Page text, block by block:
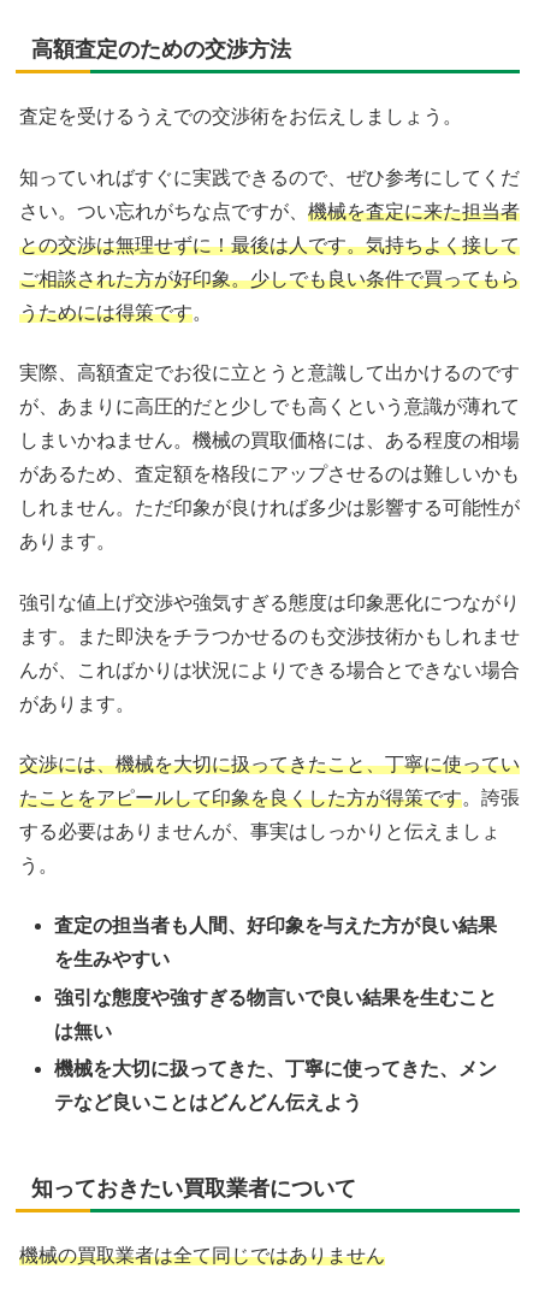
高額査定のための交渉方法
査定を受けるうえでの交渉術をお伝えしましょう。
知っていればすぐに実践できるので、ぜひ参考にしてくだ
さい。つい忘れがちな点ですが、 機械を査定に来た担当者
との交渉は無理せずに！最後は人です。気持ちよく接して
ご相談された方が好印象。少しでも良い条件で買ってもら
うためには得策です。
実際、高額査定でお役に立とうと意識して出かけるのです
が、あまりに高圧的だと少しでも高くという意識が薄れて
しまいかねません。機械の買取価格には、ある程度の相場
があるため、査定額を格段にアップさせるのは難しいかも
しれません。ただ印象が良ければ多少は影響する可能性が
あります。
強引な値上げ交渉や強気すぎる態度は印象悪化につながり
ます。また即決をチラつかせるのも交渉技術かもしれませ
んが、こればかりは状況によりできる場合とできない場合
があります。
交渉には、機械を大切に扱ってきたこと、丁寧に使ってい
たことをアピールして印象を良くした方が得策です。誇張
する必要はありませんが、事実はしっかりと伝えましょ
う。
査定の担当者も人間、好印象を与えた方が良い結果
を生みやすい
強引な態度や強すぎる物言いで良い結果を生むこと
は無い
機械を大切に扱ってきた、丁寧に使ってきた、メン
テなど良いことはどんどん伝えよう
知っておきたい買取業者について
機械の買取業者は全て同じではありません